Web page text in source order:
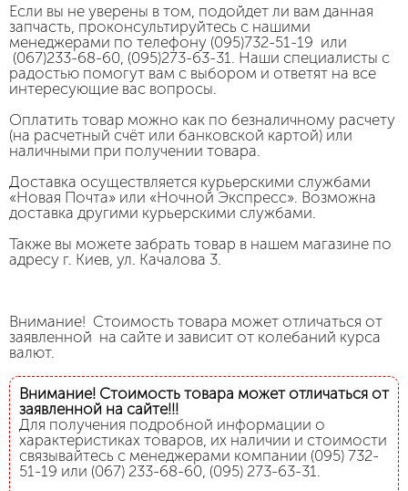
Если вы не уверены в том, подойдет ли вам данная
запчасть, проконсультируйтесь с нашими
менеджерами по телефону (095)732-51-19 или
(067)233-68-60, (095)273-63-31. Наши специалисты с
радостью помогут вам с выбором и ответят на все
интересующие вас вопросы.
Оплатить товар можно как по безналичному расчету
(на расчетный счёт или банковской картой) или
наличными при получении товара.
Доставка осуществляется курьерскими службами
«Новая Почта» или «Ночной Экспресс». Возможна
доставка другими курьерскими службами.
Также вы можете забрать товар в нашем магазине по
адресу г. Киев, ул. Качалова 3.
Внимание! Стоимость товара может отличаться от
заявленной на сайте и зависит от колебаний курса
валют.
Внимание! Стоимость товара может отличаться от
заявленной на сайте!!!
Для получения подробной информации о
характеристиках товаров, их наличии и стоимости
связывайтесь с менеджерами компании (095) 732-
51-19 или (067) 233-68-60, (095) 273-63-31.